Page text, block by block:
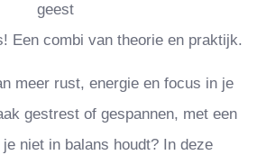
geest
Een combi van theorie en praktijk.
meer rust, energie en focus in je
gestrest of gespannen, met een
niet in balans houdt? In deze